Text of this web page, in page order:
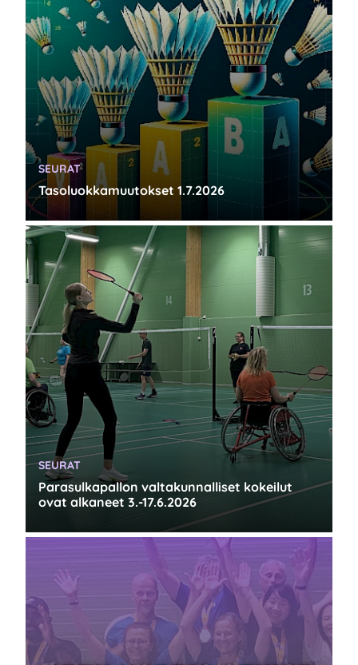
Tasoluokkamuutokset 1.7.2026
KATEGORIA:
SEURAT
Parasulkapallon valtakunnalliset kokeilut
ovat alkaneet 3.-17.6.2026
KATEGORIA:
SEURAT